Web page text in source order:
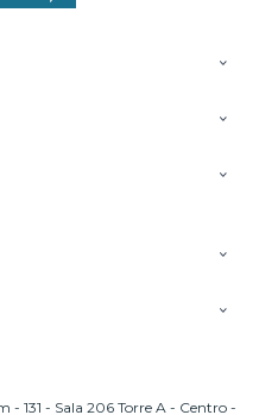
131 - Sala 206 Torre A - Centro -